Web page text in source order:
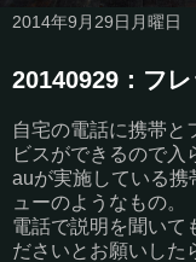
2014年9月29日月曜日
20140929：フ
自宅の電話に携帯と
ビスができるので入
auが実施している携
ューのようなもの。
電話で説明を聞いて
ださいとお願いした